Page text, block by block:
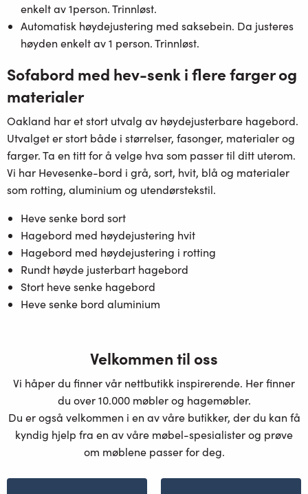
enkelt av 1person. Trinnløst.
Automatisk høydejustering med saksebein. Da justeres
høyden enkelt av 1 person. Trinnløst.
Sofabord med hev-senk i flere farger og
materialer
Oakland har et stort utvalg av høydejusterbare hagebord.
Utvalget er stort både i størrelser, fasonger, materialer og
farger. Ta en titt for å velge hva som passer til ditt uterom.
Vi har Hevesenke-bord i grå, sort, hvit, blå og materialer
som rotting, aluminium og utendørstekstil.
Heve senke bord sort
Hagebord med høydejustering hvit
Hagebord med høydejustering i rotting
Rundt høyde justerbart hagebord
Stort heve senke hagebord
Heve senke bord aluminium
Velkommen til oss
Vi håper du finner vår nettbutikk inspirerende. Her finner
du over 10.000 møbler og hagemøbler.
Du er også velkommen i en av våre butikker, der du kan få
kyndig hjelp fra en av våre møbel-spesialister og prøve
om møblene passer for deg.